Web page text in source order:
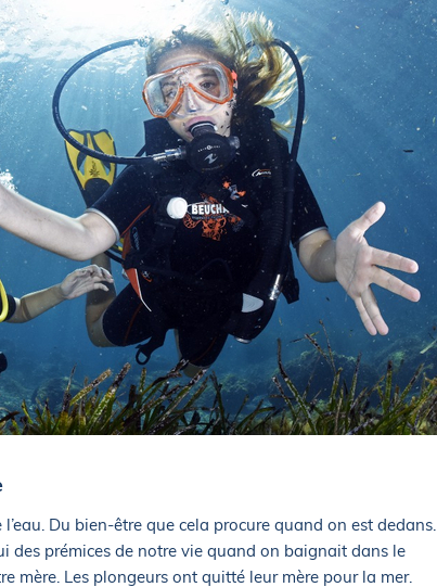
Du bien-être que cela procure quand on est dedans.
des prémices de notre vie quand on baignait dans le
mère. Les plongeurs ont quitté leur mère pour la mer.